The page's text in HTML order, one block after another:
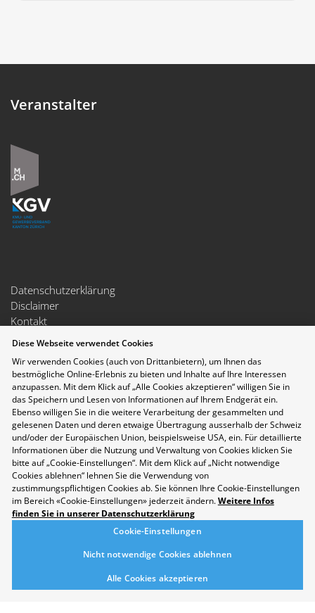
Veranstalter
Datenschutzerklärung
Disclaimer
Kontakt
Berufsmesse Zürich
Messe
Berufsfelder
Aussteller
Newsletter
Medienmitteilungen
Für Aussteller
Auf- und Abbauzeiten
Die Räumlichkeiten der Messe Zürich sind rollstuhlgängig.
Folgen Sie uns auf Social Media
Diese Webseite verwendet Cookies
Wir verwenden Cookies (auch von Drittanbietern), um Ihnen das
bestmögliche Online-Erlebnis zu bieten und Inhalte auf Ihre Interessen
anzupassen. Mit dem Klick auf „Alle Cookies akzeptieren“ willigen Sie in
das Speichern und Lesen von Informationen auf Ihrem Endgerät ein.
Ebenso willigen Sie in die weitere Verarbeitung der gesammelten und
gelesenen Daten und deren etwaige Übertragung ausserhalb der Schweiz
und/oder der Europäischen Union, beispielsweise USA, ein. Für detaillierte
Informationen über die Nutzung und Verwaltung von Cookies klicken Sie
bitte auf „Cookie-Einstellungen“. Mit dem Klick auf „Nicht notwendige
Cookies ablehnen“ lehnen Sie die Verwendung von
zustimmungspflichtigen Cookies ab. Sie können Ihre Cookie-Einstellungen
im Bereich «Cookie-Einstellungen» jederzeit ändern.Weitere Infos
finden Sie in unserer Datenschutzerklärung
Cookie-Einstellungen
Nicht notwendige Cookies ablehnen
Alle Cookies akzeptieren